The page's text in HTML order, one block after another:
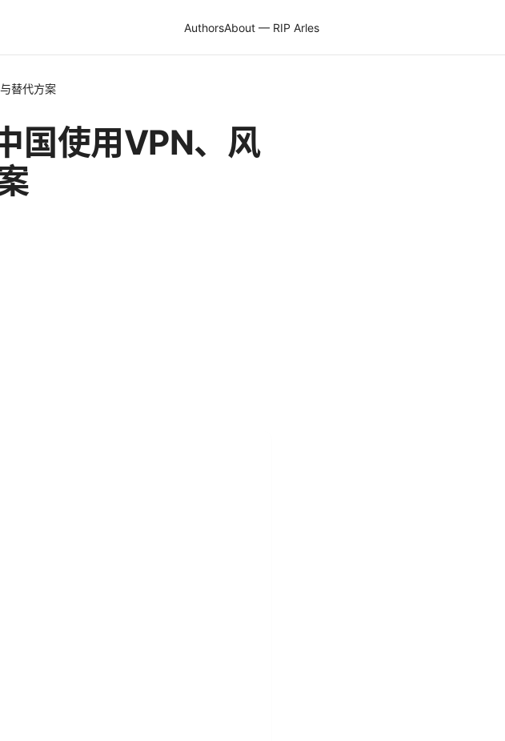
AuthorsAbout — RIP Arles
替代方案
国使用VPN、风